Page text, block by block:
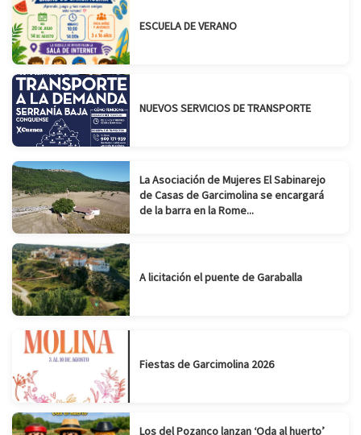
ESCUELA DE VERANO
NUEVOS SERVICIOS DE TRANSPORTE
La Asociación de Mujeres El Sabinarejo
de Casas de Garcimolina se encargará
de la barra en la Rome...
A licitación el puente de Garaballa
Fiestas de Garcimolina 2026
Los del Pozanco lanzan ‘Oda al huerto’